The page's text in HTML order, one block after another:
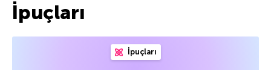
İpuçları
İpuçları